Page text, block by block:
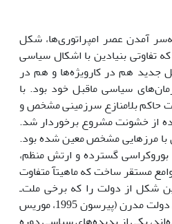
آمدن عصر امپراتورى‌ها، شکل
تفاوتى بنیادین با اشکال سیاسى
جدید هم در کارویژه‌ها و هم در
سیاسى ماقبل خود بود. با
حاکم بلامنازع سرزمینى مشخص و
از خشونت مشروع برخوردار شد.
مرزهایى مشخص معین شده بود.
بوروکراسى گسترده و ارتش منظم،
مستقر ساخت که ماهیتآ متفاوت
شکل از دولت را که برخى ملت‌ـ
دولت (گیدنز، 1987) و برخى دولت مدرن (پیرسون 1995، موریس